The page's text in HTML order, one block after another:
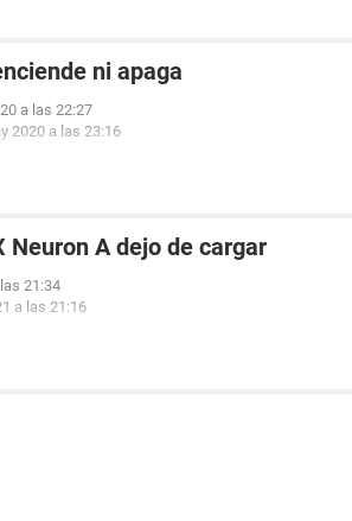
ni apaga
a las 22:27
2020 a las 23:16
Neuron A dejo de cargar
21:34
a las 21:16